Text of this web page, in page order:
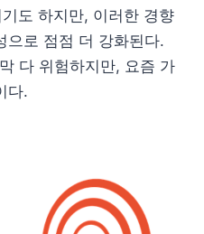
도 하지만, 이러한 경향
으로 점점 더 강화된다.
다 위험하지만, 요즘 가
다.